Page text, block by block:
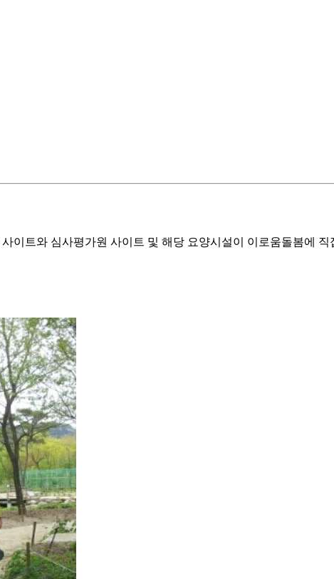
이트와 심사평가원 사이트 및 해당 요양시설이 이로움돌봄에